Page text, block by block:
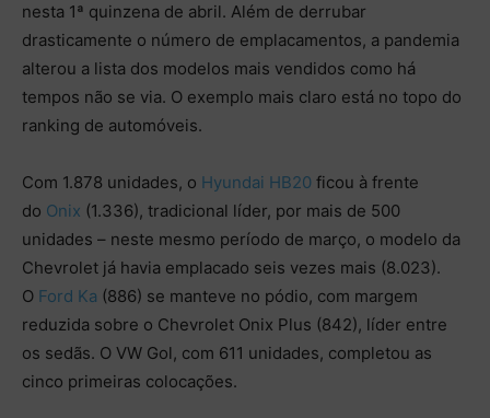
nesta 1ª quinzena de abril. Além de derrubar
drasticamente o número de emplacamentos, a pandemia
alterou a lista dos modelos mais vendidos como há
tempos não se via. O exemplo mais claro está no topo do
ranking de automóveis.
Com 1.878 unidades, o Hyundai HB20 ficou à frente
do Onix (1.336), tradicional líder, por mais de 500
unidades – neste mesmo período de março, o modelo da
Chevrolet já havia emplacado seis vezes mais (8.023).
O Ford Ka (886) se manteve no pódio, com margem
reduzida sobre o Chevrolet Onix Plus (842), líder entre
os sedãs. O VW Gol, com 611 unidades, completou as
cinco primeiras colocações.